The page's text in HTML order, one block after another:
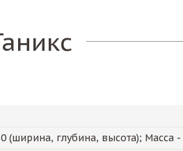
(ширина, глубина, высота); Масса -